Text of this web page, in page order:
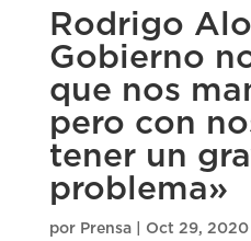
Rodrigo
Gobierno
que nos
pero con
tener un
problema»
por Prensa| Oct 29, 2020